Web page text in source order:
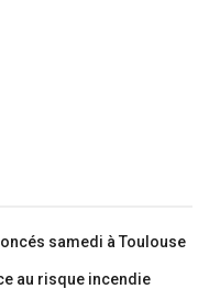
samedi à Toulouse
au risque incendie